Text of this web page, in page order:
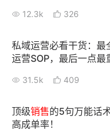
12.3k 326
私域运营必看干货：最
运营SOP，最后一点最
31.5k 409
顶级销售的5句万能话
高成单率！